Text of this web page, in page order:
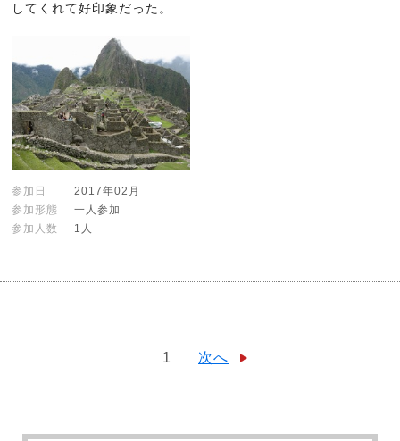
してくれて好印象だった。
参加日
2017年02月
参加形態
一人参加
参加人数
1人
1 次へ